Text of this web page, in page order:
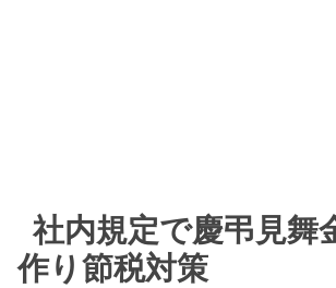
社内規定で慶弔見舞
作り節税対策